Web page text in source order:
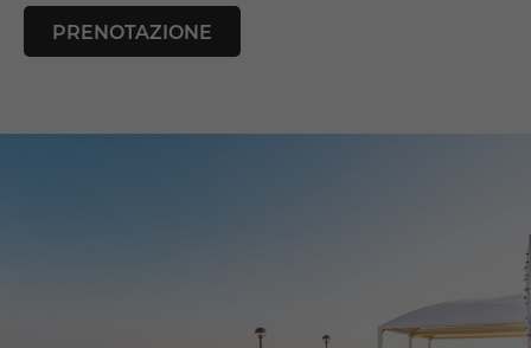
PRENOTAZIONE